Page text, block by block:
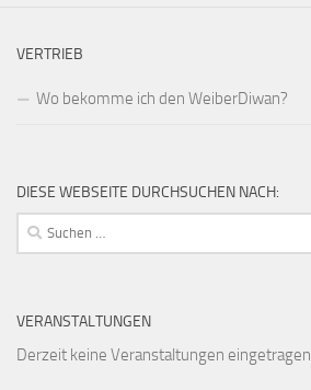
VERTRIEB
Wo bekomme ich den WeiberDiwan?
DIESE WEBSEITE DURCHSUCHEN NACH:
Suchen
nach:
VERANSTALTUNGEN
Derzeit keine Veranstaltungen eingetragen